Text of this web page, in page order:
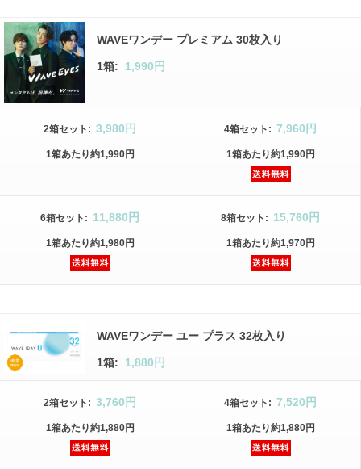
WAVEワンデー プレミアム 30枚入り
1箱: 1,990円
2箱セット : 3,980円
1箱あたり約1,990円
4箱セット : 7,960円
1箱あたり約1,990円
6箱セット : 11,880円
1箱あたり約1,980円
8箱セット : 15,760円
1箱あたり約1,970円
WAVEワンデー ユー プラス 32枚入り
1箱: 1,880円
2箱セット : 3,760円
1箱あたり約1,880円
4箱セット : 7,520円
1箱あたり約1,880円